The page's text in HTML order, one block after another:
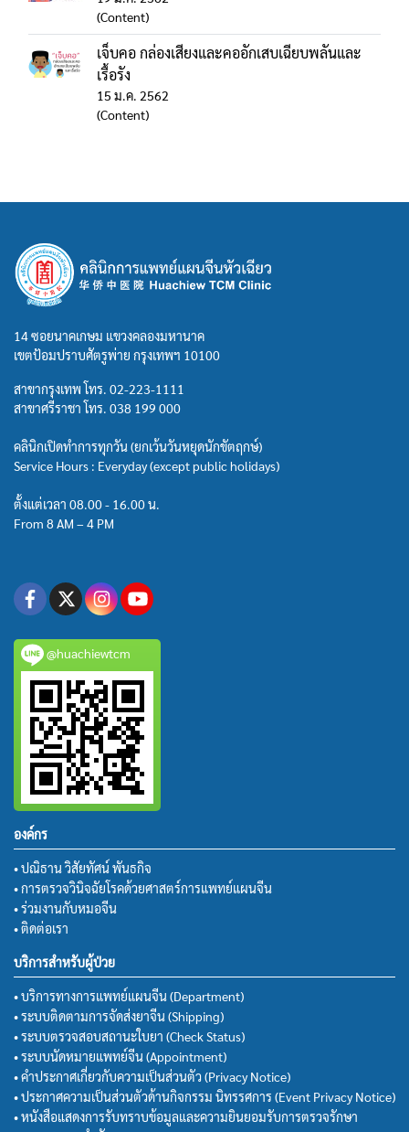
(Content)
เจ็บคอ กล่องเสียงและคออักเสบเฉียบพลันและ
เรื้อรัง
15 ม.ค. 2562
(Content)
14 ซอยนาคเกษม แขวงคลองมหานาค
เขตป้อมปราบศัตรูพ่าย กรุงเทพฯ 10100
สาขากรุงเทพ โทร. 02-223-1111
สาขาศรีราชา โทร. 038 199 000
คลินิกเปิดทำการทุกวัน (ยกเว้นวันหยุดนักขัตฤกษ์)
Service Hours : Everyday (except public holidays)
ตั้งแต่เวลา 08.00 - 16.00 น.
From 8 AM – 4 PM
@huachiewtcm
องค์กร
• ปณิธาน วิสัยทัศน์ พันธกิจ
• การตรวจวินิจฉัยโรคด้วยศาสตร์การแพทย์แผนจีน
• ร่วมงานกับหมอจีน
• ติดต่อเรา
บริการสำหรับผู้ป่วย
• บริการทางการแพทย์แผนจีน (Department)
• ระบบติดตามการจัดส่งยาจีน (Shipping)
• ระบบตรวจสอบสถานะใบยา (Check Status)
• ระบบนัดหมายแพทย์จีน (Appointment)
• คำประกาศเกี่ยวกับความเป็นส่วนตัว (Privacy Notice)
• ประกาศความเป็นส่วนตัวด้านกิจกรรม นิทรรศการ (Event Privacy Notice)
• หนังสือแสดงการรับทราบข้อมูลและความยินยอมรับการตรวจรักษา